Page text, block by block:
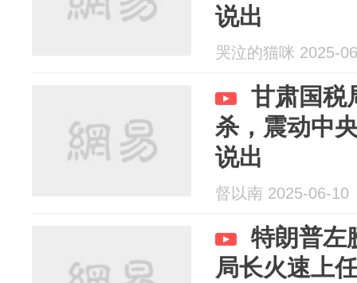
说出
哭泣的猫咪 2025-
甘肃国税
杀，震动中
说出
督以南 2025-06-10
特朗普左
局长火速上